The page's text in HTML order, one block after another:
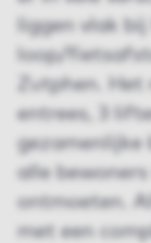
liggen vlak
loop/
Zutphen.
entrees, 3
gezamenlijke
alle
ontmoeten.
met een